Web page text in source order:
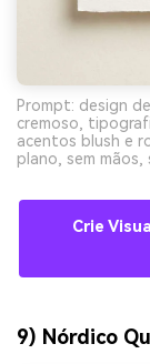
Prompt: design
cremoso,
acentos blush e
plano, sem mãos,
Crie
9) Nórdico